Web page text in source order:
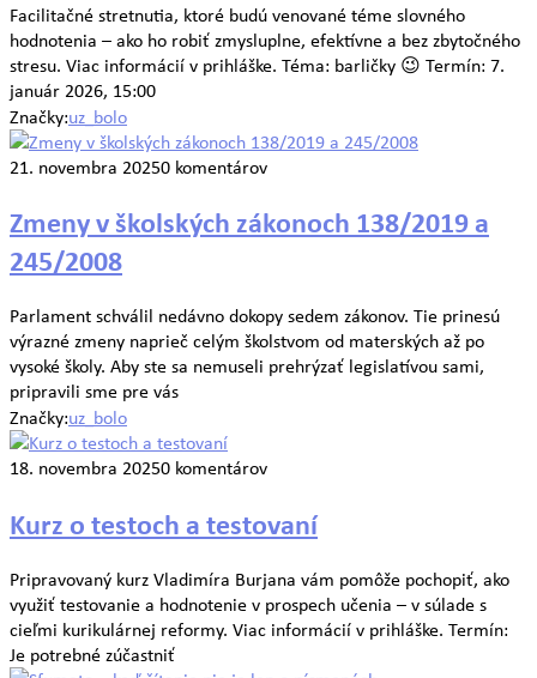
Facilitačné stretnutia, ktoré budú venované téme slovného
hodnotenia – ako ho robiť zmysluplne, efektívne a bez zbytočného
stresu. Viac informácií v prihláške. Téma: barličky 😉 Termín: 7.
január 2026, 15:00
Značky:uz_bolo
21. novembra 20250 komentárov
Zmeny v školských zákonoch 138/2019 a
245/2008
Parlament schválil nedávno dokopy sedem zákonov. Tie prinesú
výrazné zmeny naprieč celým školstvom od materských až po
vysoké školy. Aby ste sa nemuseli prehrýzať legislatívou sami,
pripravili sme pre vás
Značky:uz_bolo
18. novembra 20250 komentárov
Kurz o testoch a testovaní
Pripravovaný kurz Vladimíra Burjana vám pomôže pochopiť, ako
využiť testovanie a hodnotenie v prospech učenia – v súlade s
cieľmi kurikulárnej reformy. Viac informácií v prihláške. Termín:
Je potrebné zúčastniť